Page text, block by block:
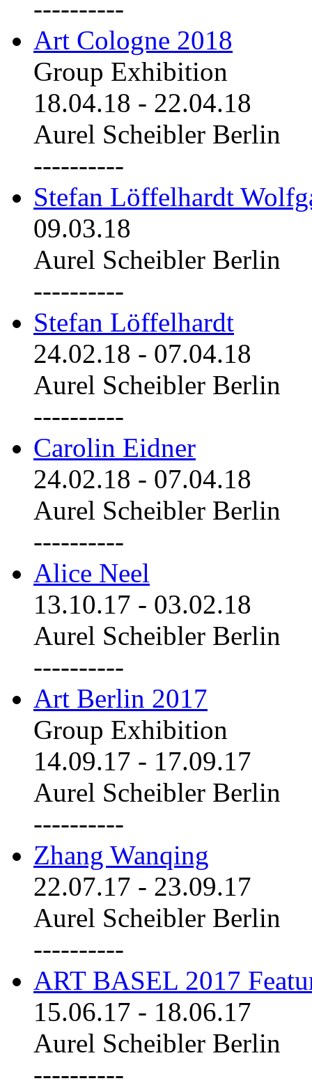
----------
Art Cologne 2018
Group Exhibition
18.04.18 - 22.04.18
Aurel Scheibler Berlin
----------
Stefan Löffelhardt
09.03.18
Aurel Scheibler Berlin
----------
Stefan Löffelhardt
24.02.18 - 07.04.18
Aurel Scheibler Berlin
----------
Carolin Eidner
24.02.18 - 07.04.18
Aurel Scheibler Berlin
----------
Alice Neel
13.10.17 - 03.02.18
Aurel Scheibler Berlin
----------
Art Berlin 2017
Group Exhibition
14.09.17 - 17.09.17
Aurel Scheibler Berlin
----------
Zhang Wanqing
22.07.17 - 23.09.17
Aurel Scheibler Berlin
----------
ART BASEL 2017
15.06.17 - 18.06.17
Aurel Scheibler Berlin
----------